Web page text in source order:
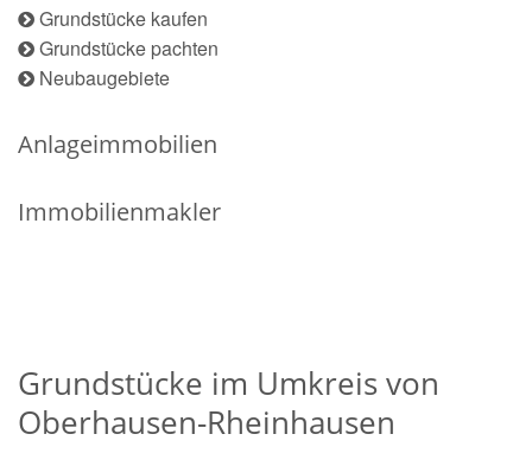
Grundstücke kaufen
Grundstücke pachten
Neubaugebiete
Anlageimmobilien
Immobilienmakler
Grundstücke im Umkreis von
Oberhausen-Rheinhausen